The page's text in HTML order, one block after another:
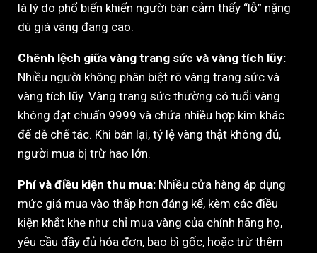
là lý do phổ biến khiến người bán cảm thấy “lỗ” nặng
dù giá vàng đang cao.
Chênh lệch giữa vàng trang sức và vàng tích lũy:
Nhiều người không phân biệt rõ vàng trang sức và
vàng tích lũy. Vàng trang sức thường có tuổi vàng
không đạt chuẩn 9999 và chứa nhiều hợp kim khác
để dễ chế tác. Khi bán lại, tỷ lệ vàng thật không đủ,
người mua bị trừ hao lớn.
Phí và điều kiện thu mua: Nhiều cửa hàng áp dụng
mức giá mua vào thấp hơn đáng kể, kèm các điều
kiện khắt khe như chỉ mua vàng của chính hãng họ,
yêu cầu đầy đủ hóa đơn, bao bì gốc, hoặc trừ thêm